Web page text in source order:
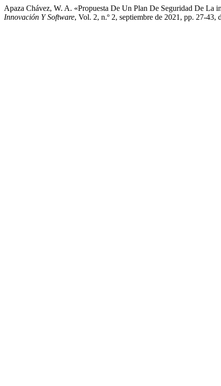
Apaza Chávez, W. A. «Propuesta De Un Plan De Seguridad De La
Innovación Y Software, Vol. 2, n.º 2, septiembre de 2021, pp. 27-43,